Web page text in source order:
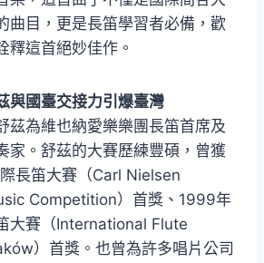
曲目，更是長笛學習者必備，歡
釋這首絕妙佳作。
與國臺交接力引爆臺灣
茲為維也納愛樂樂團長笛首席及
家。舒茲的大賽歷練豐碩，曾獲
長笛大賽（Carl Nielsen
Competition）首獎、1999年
大賽（International Flute
）首獎。也曾為許多唱片公司